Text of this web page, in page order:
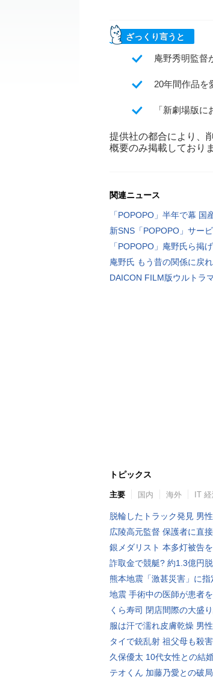
ざっくり言うと
庵野秀明監督
20年間作品を
「新劇場版
提供社の都合により、
概要のみ掲載しておりま
関連ニュース
「POPOPO」半年で幕 国
新SNS「POPOPO」サー
「POPOPO」庵野氏ら掲
庵野氏 もう昔の関係に戻
DAICON FILM版ウルトラ
トピックス
主要 国内 海外 IT
脱輪したトラック発見 男
広陵高元監督 保護者に直
銀メダリスト 本多灯被告
詐取金で競艇? 約1.3億円
熊本地震「激甚災害」に指
地震 手術中の医師が患者
くら寿司 閉店間際の大盛
服は汗で濡れ皮膚乾燥 男
タイで銃乱射 祖父母も殺
久保優太 10代女性との結
テオくん 加藤乃愛との破